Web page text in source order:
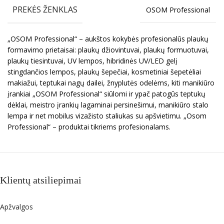
PREKĖS ŽENKLAS OSOM Professional
„OSOM Professional“ – aukštos kokybės profesionalūs plaukų
formavimo prietaisai: plaukų džiovintuvai, plaukų formuotuvai,
plaukų tiesintuvai, UV lempos, hibridinės UV/LED gelį
stingdančios lempos, plaukų šepečiai, kosmetiniai šepetėliai
makiažui, teptukai nagų dailei, žnyplutės odelėms, kiti manikiūro
įrankiai „OSOM Professional“ siūlomi ir ypač patogūs teptukų
dėklai, meistro įrankių lagaminai persinešimui, manikiūro stalo
lempa ir net mobilus vizažisto staliukas su apšvietimu. „Osom
Professional“ – produktai tikriems profesionalams.
Klientų atsiliepimai
Apžvalgos